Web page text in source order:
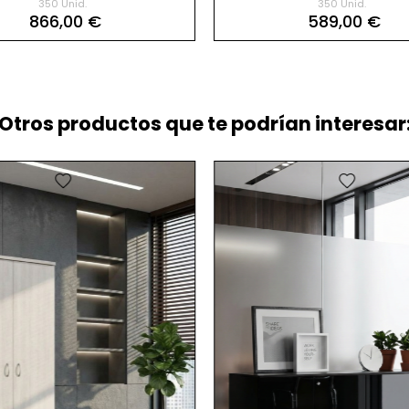
Actiu
350 Unid.
866,00 €
Puertas Batientes Longo
350 Unid.
589,00 €
Otros productos que te podrían
favorite favorite